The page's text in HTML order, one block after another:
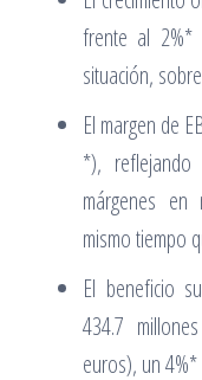
frente al 2%*
situación,
El margen de
*), reflejando
márgenes en
mismo tiempo
El beneficio
434.7
euros), un